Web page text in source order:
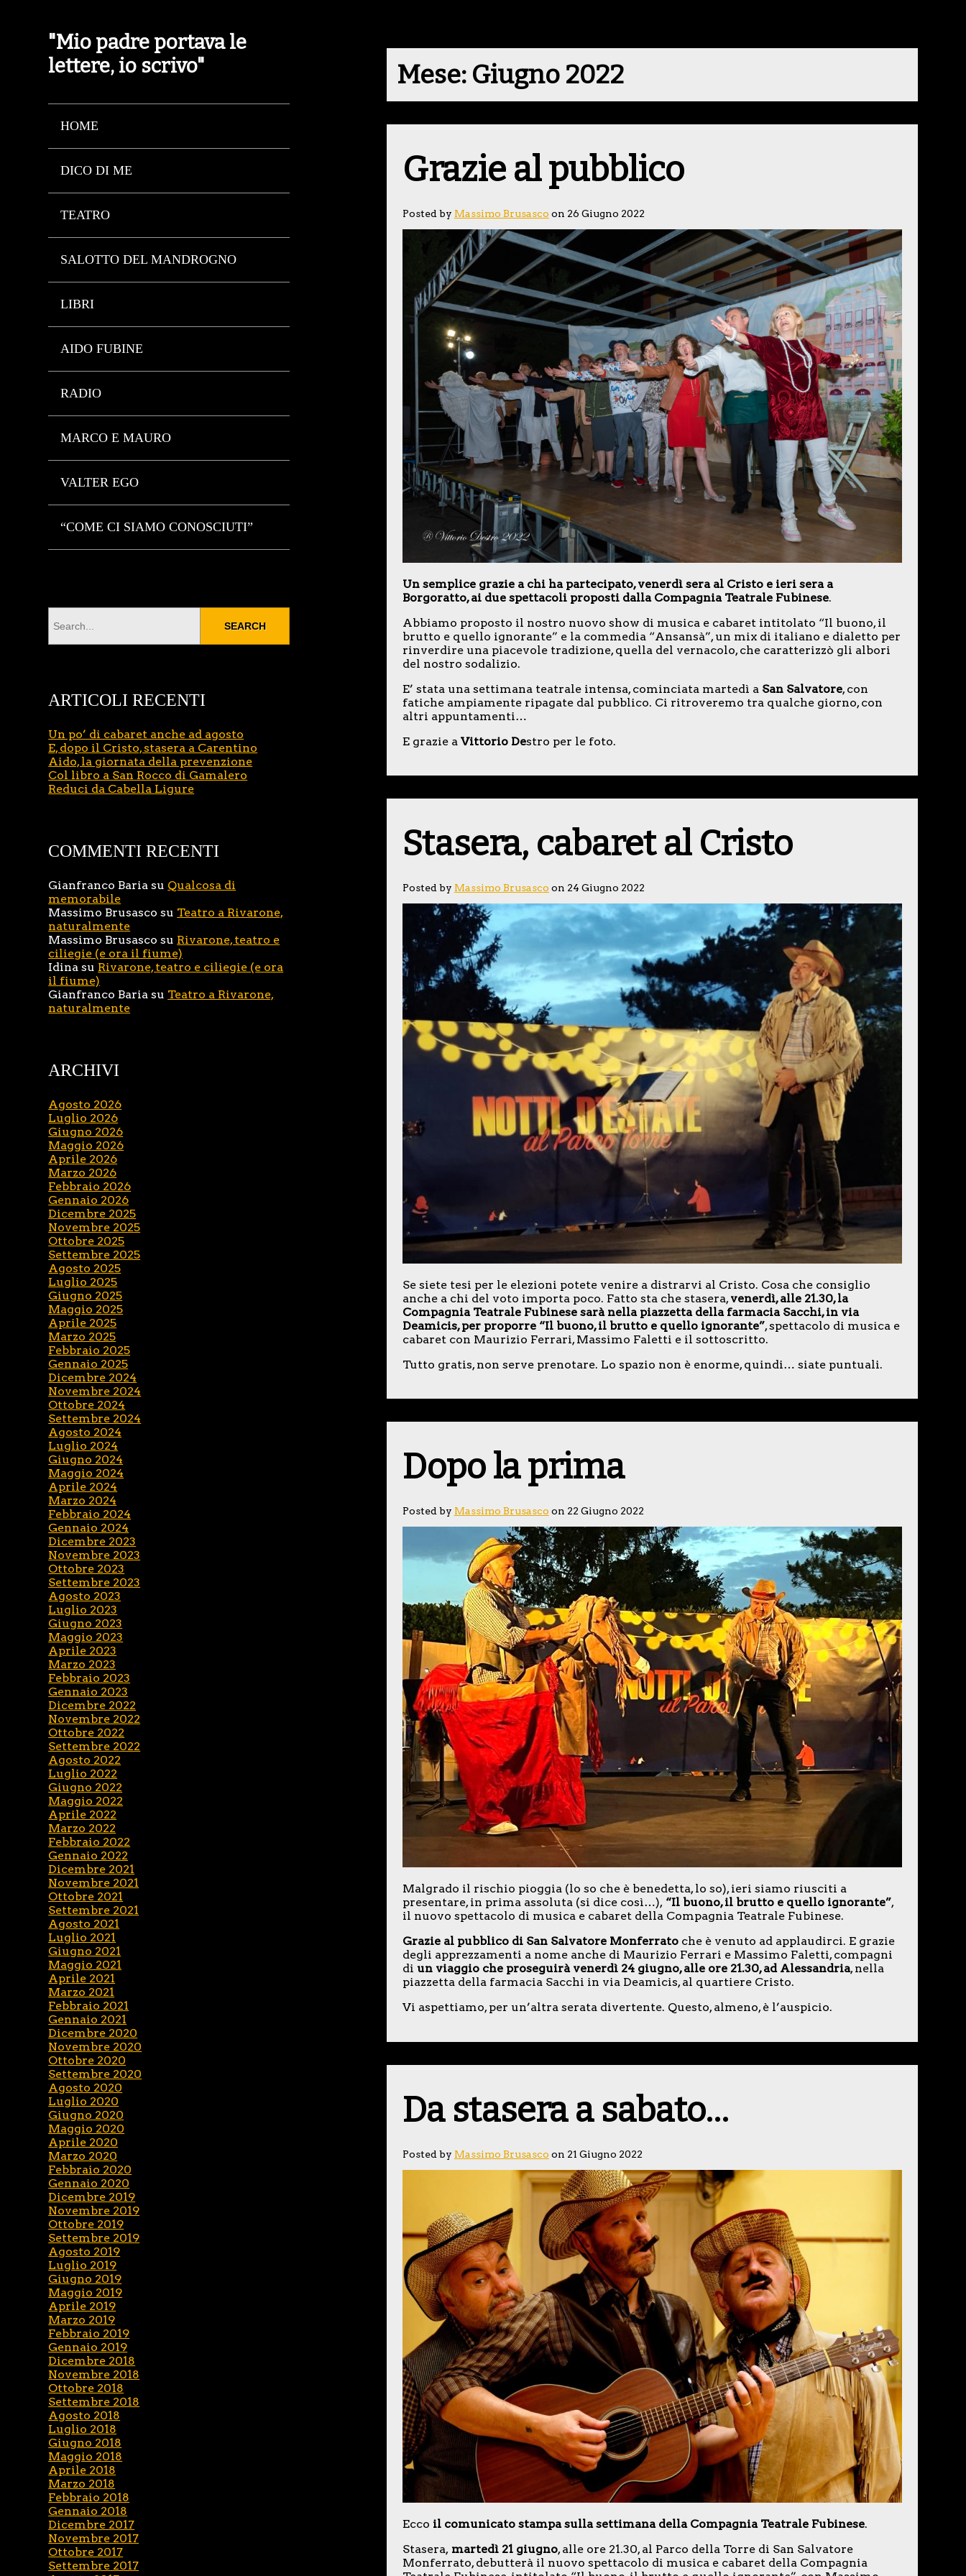
"Mio padre portava le
lettere, io scrivo"
HOME
DICO DI ME
TEATRO
SALOTTO DEL MANDROGNO
LIBRI
AIDO FUBINE
RADIO
MARCO E MAURO
VALTER EGO
“COME CI SIAMO CONOSCIUTI”
Mese: Giugno 2022
Grazie al pubblico
Posted by Massimo Brusasco on 26 Giugno 2022
Un semplice grazie a chi ha partecipato, venerdì sera al Cristo e ieri sera a
Borgoratto, ai due spettacoli proposti dalla Compagnia Teatrale Fubinese.
Abbiamo proposto il nostro nuovo show di musica e cabaret intitolato “Il buono, il
brutto e quello ignorante” e la commedia “Ansansà”, un mix di italiano e dialetto per
rinverdire una piacevole tradizione, quella del vernacolo, che caratterizzò gli albori
del nostro sodalizio.
E’ stata una settimana teatrale intensa, cominciata martedì a San Salvatore, con
fatiche ampiamente ripagate dal pubblico. Ci ritroveremo tra qualche giorno, con
altri appuntamenti…
E grazie aVittorio Destro per le foto.
Stasera, cabaret al Cristo
Posted by Massimo Brusasco on 24 Giugno 2022
Se siete tesi per le elezioni potete venire a distrarvi al Cristo. Cosa che consiglio
anche a chi del voto importa poco. Fatto sta che stasera,venerdì, alle 21.30, la
Compagnia Teatrale Fubinese sarà nella piazzetta della farmacia Sacchi, in via
Deamicis, per proporre “Il buono, il brutto e quello ignorante”, spettacolo di musica e
cabaret con Maurizio Ferrari, Massimo Faletti e il sottoscritto.
Tutto gratis, non serve prenotare. Lo spazio non è enorme, quindi… siate puntuali.
Dopo la prima
Posted by Massimo Brusasco on 22 Giugno 2022
Malgrado il rischio pioggia (lo so che è benedetta, lo so), ieri siamo riusciti a
presentare, in prima assoluta (si dice così…),“Il buono, il brutto e quello ignorante”,
il nuovo spettacolo di musica e cabaret della Compagnia Teatrale Fubinese.
Grazie al pubblico di San Salvatore Monferratoche è venuto ad applaudirci. E grazie
degli apprezzamenti a nome anche di Maurizio Ferrari e Massimo Faletti, compagni
di un viaggio che proseguirà venerdì 24 giugno, alle ore 21.30, ad Alessandria, nella
piazzetta della farmacia Sacchi in via Deamicis, al quartiere Cristo.
Vi aspettiamo, per un’altra serata divertente. Questo, almeno, è l’auspicio.
Da stasera a sabato…
Posted by Massimo Brusasco on 21 Giugno 2022
Ecco il comunicato stampa sulla settimana della Compagnia Teatrale Fubinese.
Stasera,martedì 21 giugno, alle ore 21.30, al Parco della Torre di San Salvatore
Monferrato, debutterà il nuovo spettacolo di musica e cabaret della Compagnia
ARTICOLI RECENTI
Un po’ di cabaret anche ad agosto
E, dopo il Cristo, stasera a Carentino
Aido, la giornata della prevenzione
Col libro a San Rocco di Gamalero
Reduci da Cabella Ligure
COMMENTI RECENTI
Gianfranco Baria su Qualcosa di
memorabile
Massimo Brusasco su Teatro a Rivarone,
naturalmente
Massimo Brusasco su Rivarone, teatro e
ciliegie (e ora il fiume)
Idina su Rivarone, teatro e ciliegie (e ora
il fiume)
Gianfranco Baria su Teatro a Rivarone,
naturalmente
ARCHIVI
Agosto 2026
Luglio 2026
Giugno 2026
Maggio 2026
Aprile 2026
Marzo 2026
Febbraio 2026
Gennaio 2026
Dicembre 2025
Novembre 2025
Ottobre 2025
Settembre 2025
Agosto 2025
Luglio 2025
Giugno 2025
Maggio 2025
Aprile 2025
Marzo 2025
Febbraio 2025
Gennaio 2025
Dicembre 2024
Novembre 2024
Ottobre 2024
Settembre 2024
Agosto 2024
Luglio 2024
Giugno 2024
Maggio 2024
Aprile 2024
Marzo 2024
Febbraio 2024
Gennaio 2024
Dicembre 2023
Novembre 2023
Ottobre 2023
Settembre 2023
Agosto 2023
Luglio 2023
Giugno 2023
Maggio 2023
Aprile 2023
Marzo 2023
Febbraio 2023
Gennaio 2023
Dicembre 2022
Novembre 2022
Ottobre 2022
Settembre 2022
Agosto 2022
Luglio 2022
Giugno 2022
Maggio 2022
Aprile 2022
Marzo 2022
Febbraio 2022
Gennaio 2022
Dicembre 2021
Novembre 2021
Ottobre 2021
Settembre 2021
Agosto 2021
Luglio 2021
Giugno 2021
Maggio 2021
Aprile 2021
Marzo 2021
Febbraio 2021
Gennaio 2021
Dicembre 2020
Novembre 2020
Ottobre 2020
Settembre 2020
Agosto 2020
Luglio 2020
Giugno 2020
Maggio 2020
Aprile 2020
Marzo 2020
Febbraio 2020
Gennaio 2020
Dicembre 2019
Novembre 2019
Ottobre 2019
Settembre 2019
Agosto 2019
Luglio 2019
Giugno 2019
Maggio 2019
Aprile 2019
Marzo 2019
Febbraio 2019
Gennaio 2019
Dicembre 2018
Novembre 2018
Ottobre 2018
Settembre 2018
Agosto 2018
Luglio 2018
Giugno 2018
Maggio 2018
Aprile 2018
Marzo 2018
Febbraio 2018
Gennaio 2018
Dicembre 2017
Novembre 2017
Ottobre 2017
Settembre 2017